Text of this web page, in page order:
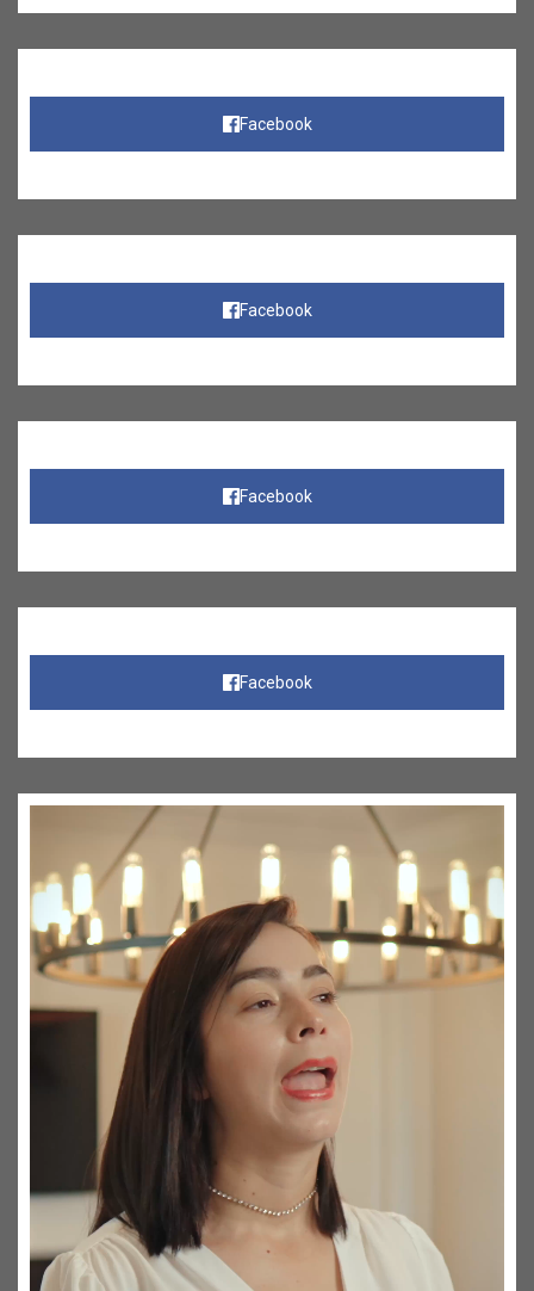
Facebook
Facebook
Facebook
Facebook